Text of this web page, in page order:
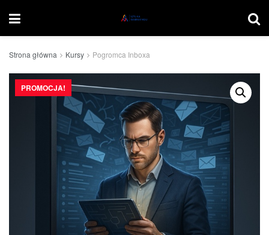
Strona główna Kursy Pogromca Inboxa
PROMOCJA!